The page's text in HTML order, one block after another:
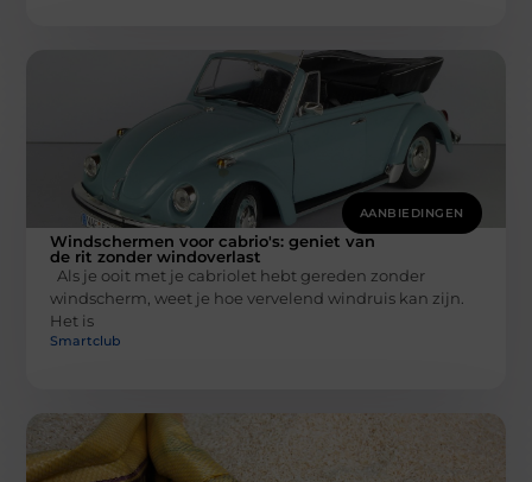
AANBIEDINGEN
Windschermen voor cabrio's: geniet van
de rit zonder windoverlast
Als je ooit met je cabriolet hebt gereden zonder
windscherm, weet je hoe vervelend windruis kan zijn.
Het is
Smartclub